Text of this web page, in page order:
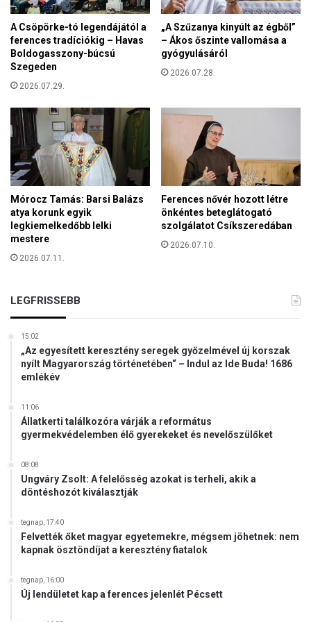
e
p
u
b
l
i
á
n
u
s
á
l
l
a
m
b
a
á
z
a
t
l
á
n
o
m
á
z
i
p
o
t
A Csöpörke-tó legendájától a
ferences tradíciókig – Havas
Boldogasszony-búcsú
Szegeden
2026.07.29.
„A Szűzanya kinyúlt az égből”
– Ákos őszinte vallomása a
gyógyulásáról
2026.07.28.
Mórocz Tamás: Barsi Balázs
atya korunk egyik
legkiemelkedőbb lelki
mestere
2026.07.11.
Ferences nővér hozott létre
önkéntes beteglátogató
szolgálatot Csíkszeredában
2026.07.10.
LEGFRISSEBB
15:02
„Az egyesített keresztény seregek győzelmével új korszak
nyílt Magyarország történetében“ – Indul az Ide Buda! 1686
emlékév
11:06
Állatkerti találkozóra várják a református
gyermekvédelemben élő gyerekeket és nevelőszülőket
08:08
Ungváry Zsolt: A felelősség azokat is terheli, akik a
döntéshozót kiválasztják
tegnap, 17:40
Felvették őket magyar egyetemekre, mégsem jöhetnek: nem
kapnak ösztöndíjat a keresztény fiatalok
tegnap, 16:00
Új lendületet kap a ferences jelenlét Pécsett